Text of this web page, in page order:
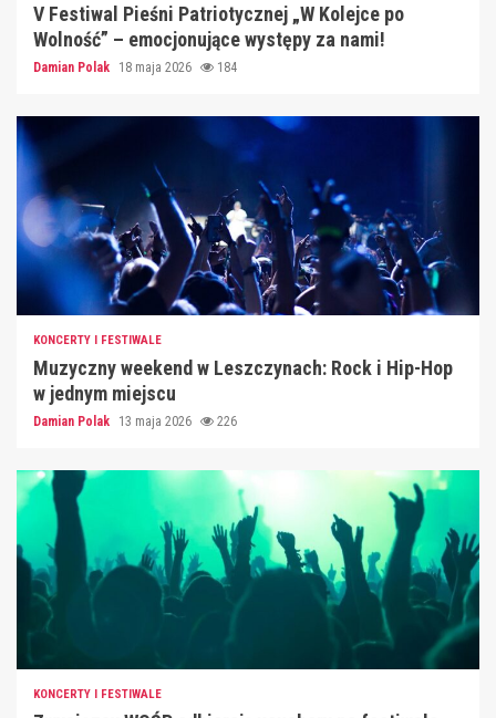
V Festiwal Pieśni Patriotycznej „W Kolejce po
Wolność” – emocjonujące występy za nami!
Damian Polak 18 maja 2026 184
KONCERTY I FESTIWALE
Muzyczny weekend w Leszczynach: Rock i Hip-Hop
w jednym miejscu
Damian Polak 13 maja 2026 226
KONCERTY I FESTIWALE